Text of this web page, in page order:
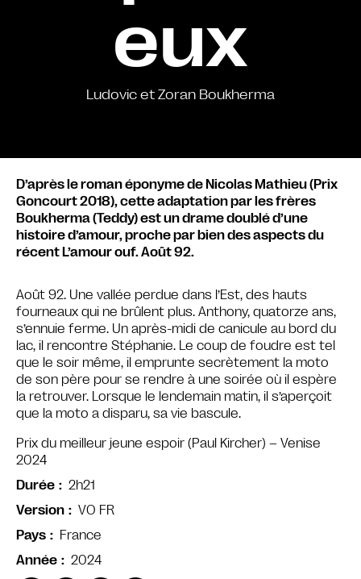
eux
Ludovic et Zoran Boukherma
D’après le roman éponyme de Nicolas Mathieu (Prix
Goncourt 2018), cette adaptation par les frères
Boukherma (Teddy) est un drame doublé d’une
histoire d’amour, proche par bien des aspects du
récent L’amour ouf. Août 92.
Août 92. Une vallée perdue dans l’Est, des hauts
fourneaux qui ne brûlent plus. Anthony, quatorze ans,
s’ennuie ferme. Un après-midi de canicule au bord du
lac, il rencontre Stéphanie. Le coup de foudre est tel
que le soir même, il emprunte secrètement la moto
de son père pour se rendre à une soirée où il espère
la retrouver. Lorsque le lendemain matin, il s’aperçoit
que la moto a disparu, sa vie bascule.
Prix du meilleur jeune espoir (Paul Kircher) – Venise
2024
Durée
2h21
Version
VO FR
Pays
France
Année
2024